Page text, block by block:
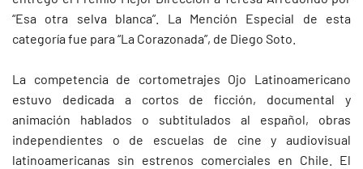
“Esa otra selva blanca”. La Mención Especial de esta
categoría fue para “La Corazonada”, de Diego Soto.
La competencia de cortometrajes Ojo Latinoamericano
estuvo dedicada a cortos de ficción, documental y
animación hablados o subtitulados al español, obras
independientes o de escuelas de cine y audiovisual
latinoamericanas sin estrenos comerciales en Chile. El